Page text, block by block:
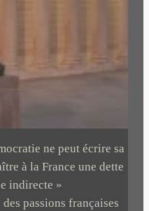
ne peut écrire sa
à la France une dette
indirecte »
passions françaises